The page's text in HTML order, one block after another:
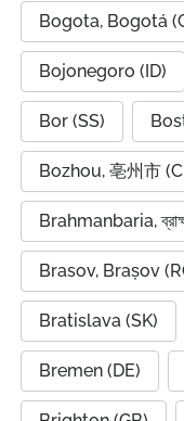
Bogota, Bogotá
Bojonegoro (ID)
Bor (SS)
Bozhou, 亳州市
Brahmanbaria,
Brasov, Brașov
Bratislava (SK)
Bremen (DE)